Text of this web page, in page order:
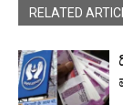
RELATED